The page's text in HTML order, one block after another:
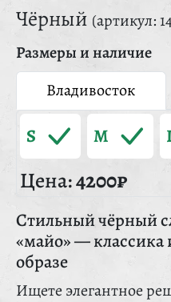
Чёрный (артикул:
Размеры и наличие
Владивосток
S M
Цена:4200₽
Стильный чёрный
«майо» —
образе
Ищете элегантное